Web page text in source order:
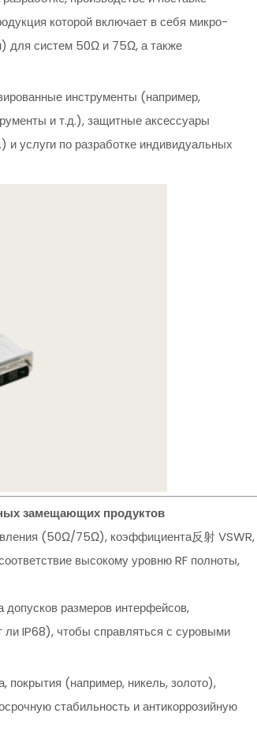
которой включает в себя микро-
для систем 50Ω и 75Ω, а также
инструменты (например,
и т.д.), защитные аксессуары
услуги по разработке индивидуальных
замещающих продуктов
(50Ω/75Ω), коэффициента反射 VSWR,
высокому уровню RF полноты,
допусков размеров интерфейсов,
ли IP68), чтобы справляться с суровыми
покрытия (например, никель, золото),
стабильность и антикоррозийную